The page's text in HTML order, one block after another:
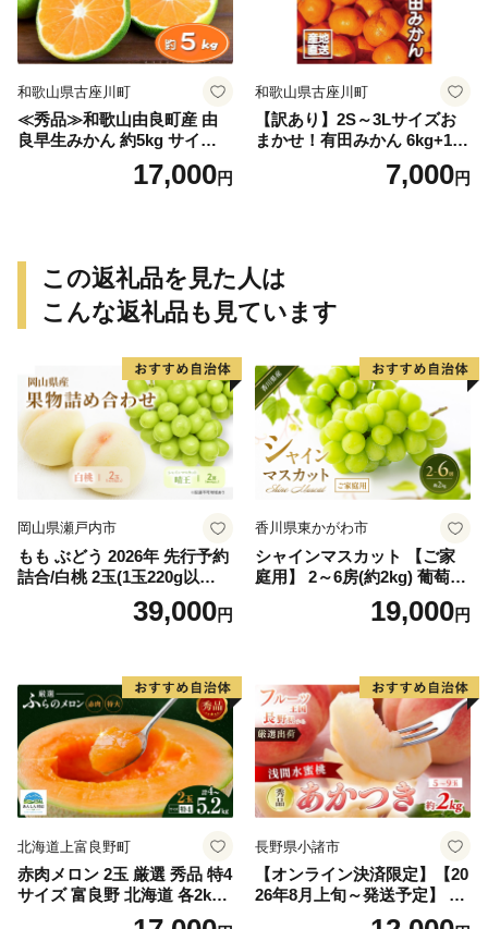
和歌山県古座川町
≪秀品≫和歌山由良町産 由
良早生みかん 約5kg サイズお
まかせ【sml106C】17,000円
和歌山県古座川町
【訳あり】2S～3Lサイズお
まかせ！有田みかん 6kg+1kg
保証分 11月から12月下旬ま
でに順次発送致します。 / 訳
7,000円
この返礼品を見た人は
こんな返礼品も見ています
岡山県瀬戸内市
もも ぶどう 2026年 先行予約
詰合/白桃 2玉(1玉220g以
上)・シャインマスカット 晴
39,000円
香川県東かがわ市
シャインマスカット 【ご家
庭用】 2～6房(約2kg) 葡萄 ぶ
どう ブドウ フルーツ 果物 く
だもの 果実 旬の果物 旬のフ
19,000円
北海道上富良野町
赤肉メロン 2玉 厳選 秀品 特4
サイズ 富良野 北海道 各2kg
～2.6kg 2玉 セット ファーム
長野県小諸市
【オンライン決済限定】【20
26年8月上旬～発送予定】 先
行予約 「浅間水蜜桃プレミ